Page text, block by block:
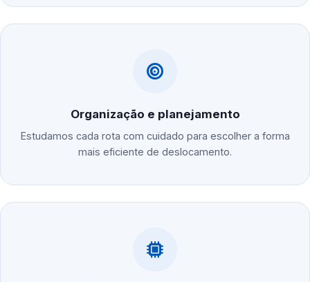
Organização e planejamento
Estudamos cada rota com cuidado para escolher a forma
mais eficiente de deslocamento.